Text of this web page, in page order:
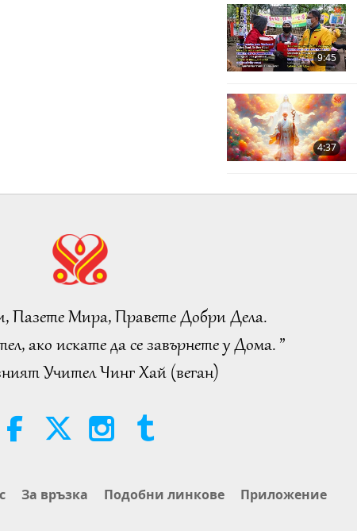
22
23
9:45
4:37
Пазете Мира, Правете Добри Дела.
ако искате да се завърнете у Дома. ”
Учител Чинг Хай (веган)
За връзка Подобни линкове Приложение